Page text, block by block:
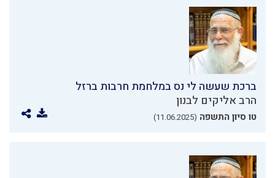
ברכת שעשה לי נס במלחמת חרבות ברזל
הרב אליקים לבנון
טו סיון התשפה (11.06.2025)